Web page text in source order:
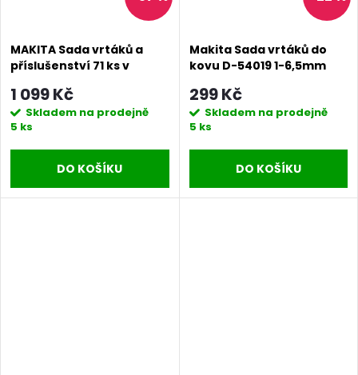
MAKITA Sada vrtáků a
příslušenství 71 ks v
1 099 Kč
Skladem na prodejně
5 ks
DO KOŠÍKU
Makita Sada vrtáků do
kovu D-54019 1-6,5mm
299 Kč
Skladem na prodejně
5 ks
DO KOŠÍKU